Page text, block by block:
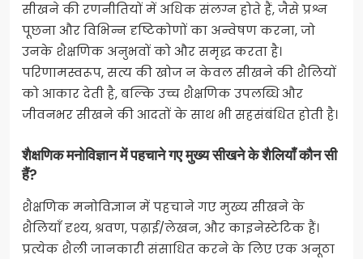
सीखने की रणनीतियों में अधिक संलग्न होते हैं, जैसे प्रश्न
पूछना और विभिन्न दृष्टिकोणों का अन्वेषण करना, जो
उनके शैक्षणिक अनुभवों को और समृद्ध करता है।
परिणामस्वरूप, सत्य की खोज न केवल सीखने की शैलियों
को आकार देती है, बल्कि उच्च शैक्षणिक उपलब्धि और
जीवनभर सीखने की आदतों के साथ भी सहसंबंधित होती है।
शैक्षणिक मनोविज्ञान में पहचाने गए मुख्य सीखने के शैलियाँ कौन सी
हैं?
शैक्षणिक मनोविज्ञान में पहचाने गए मुख्य सीखने के
शैलियाँ दृश्य, श्रवण, पढ़ाई/लेखन, और काइनेस्टेटिक हैं।
प्रत्येक शैली जानकारी संसाधित करने के लिए एक अनूठा